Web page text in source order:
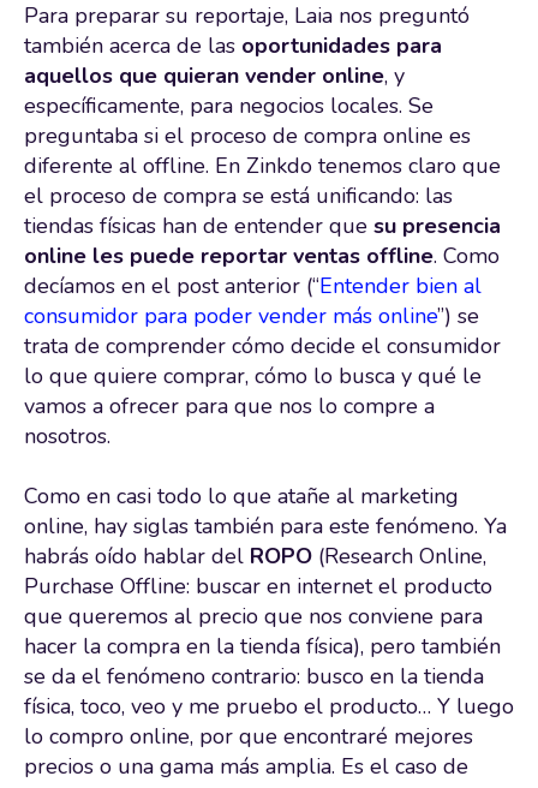
Para preparar su reportaje, Laia nos preguntó
también acerca de las oportunidades para
aquellos que quieran vender online, y
específicamente, para negocios locales. Se
preguntaba si el proceso de compra online es
diferente al offline. En Zinkdo tenemos claro que
el proceso de compra se está unificando: las
tiendas físicas han de entender que su presencia
online les puede reportar ventas offline. Como
decíamos en el post anterior (“Entender bien al
consumidor para poder vender más online”) se
trata de comprender cómo decide el consumidor
lo que quiere comprar, cómo lo busca y qué le
vamos a ofrecer para que nos lo compre a
nosotros.
Como en casi todo lo que atañe al marketing
online, hay siglas también para este fenómeno. Ya
habrás oído hablar del ROPO (Research Online,
Purchase Offline: buscar en internet el producto
que queremos al precio que nos conviene para
hacer la compra en la tienda física), pero también
se da el fenómeno contrario: busco en la tienda
física, toco, veo y me pruebo el producto… Y luego
lo compro online, por que encontraré mejores
precios o una gama más amplia. Es el caso de